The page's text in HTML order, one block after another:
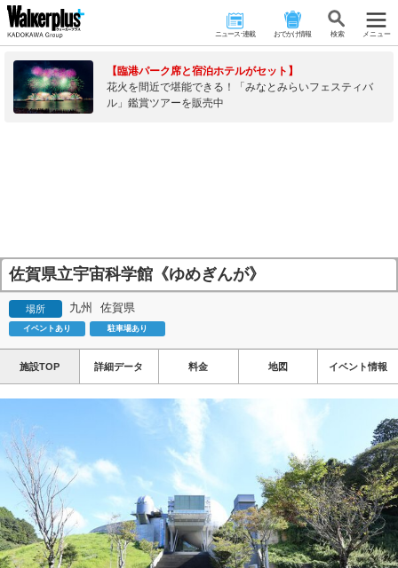
ニュース･連載 おでかけ情報 検 索 メニュー
【臨港パーク席と宿泊ホテルがセット】
花火を間近で堪能できる！「みなとみらいフェスティバ
ル」鑑賞ツアーを販売中
佐賀県立宇宙科学館《ゆめぎんが》
場所 九州 佐賀県
イベントあり 駐車場あり
施設TOP 詳細データ 料金 地図 イベント情報